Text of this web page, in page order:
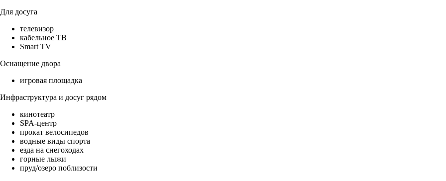
Для досуга
телевизор
кабельное ТВ
Smart TV
Оснащение двора
игровая площадка
Инфраструктура и досуг рядом
кинотеатр
SPA-центр
прокат велосипедов
водные виды спорта
езда на снегоходах
горные лыжи
пруд/озеро поблизости